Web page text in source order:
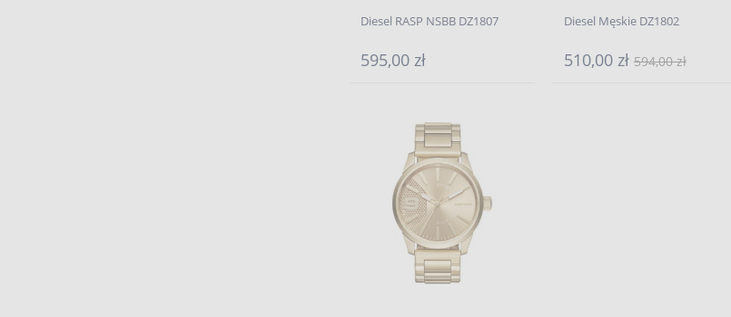
Diesel RASP NSBB DZ1807
595,00 zł
Diesel Męskie DZ1802
510,00 zł 594,00 zł